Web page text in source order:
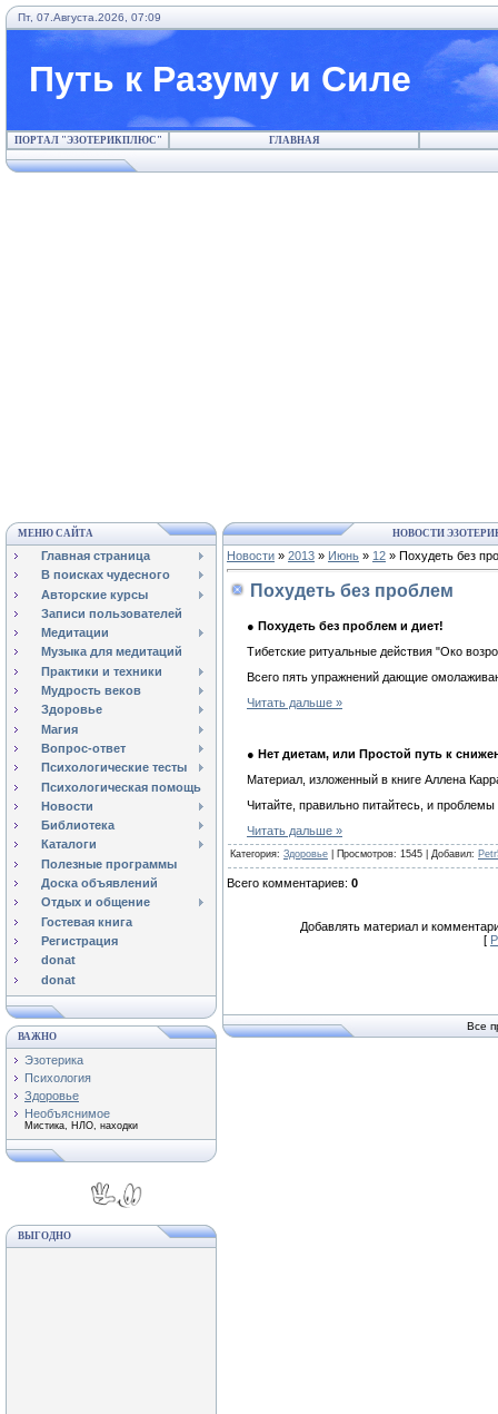
Пт, 07.Августа.2026, 07:09
Путь к Разуму и Силе
ПОРТАЛ "ЭЗОТЕРИКПЛЮС" ГЛАВНАЯ
МЕНЮ САЙТА
Главная страница
В поисках чудесного
Авторские курсы
Записи пользователей
Медитации
Музыка для медитаций
Практики и техники
Мудрость веков
Здоровье
Магия
Вопрос-ответ
Психологические тесты
Психологическая помощь
Новости
Библиотека
Каталоги
Полезные программы
Доска объявлений
Отдых и общение
Гостевая книга
Регистрация
donat
donat
ВАЖНО
Эзотерика
Психология
Здоровье
Необъяснимое
Мистика, НЛО, находки
ВЫГОДНО
НОВОСТИ
Новости » 2013 » Июнь » 12 » Похудеть без
Похудеть без проблем
● Похудеть без проблем и диет!
Тибетские ритуальные действия "Око
Всего пять упражнений дающие
Читать дальше »
● Нет диетам, или Простой путь к
Материал, изложенный в книге Аллена
Читайте, правильно питайтесь, и
Читать дальше »
Категория: Здоровье Просмотров: 1545 | Добавил:
Всего комментариев: 0
Добавлять материал и
[
Все